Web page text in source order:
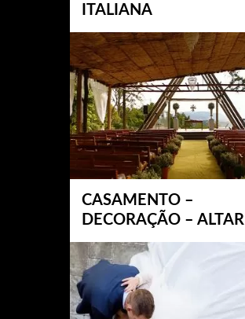
ITALIANA
CASAMENTO –
DECORAÇÃO – ALTAR